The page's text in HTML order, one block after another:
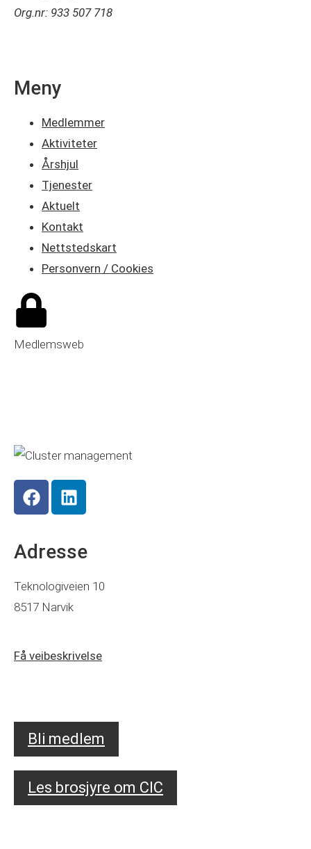
Org.nr: 933 507 718
Meny
Medlemmer
Aktiviteter
Årshjul
Tjenester
Aktuelt
Kontakt
Nettstedskart
Personvern / Cookies
Medlemsweb
Adresse
Teknologiveien 10
8517 Narvik
Få veibeskrivelse
Bli medlem
Les brosjyre om CIC